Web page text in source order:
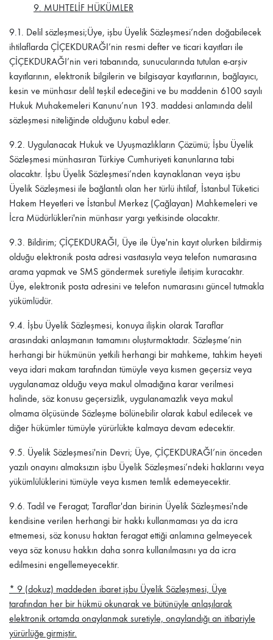
9. MUHTELİF HÜKÜMLER
9.1. Delil sözleşmesi;Üye, işbu Üyelik Sözleşmesi’nden doğabilecek
ihtilaflarda ÇİÇEKDURAĞI’nin resmi defter ve ticari kayıtları ile
ÇİÇEKDURAĞI’nin veri tabanında, sunucularında tutulan e-arşiv
kayıtlarının, elektronik bilgilerin ve bilgisayar kayıtlarının, bağlayıcı,
kesin ve münhasır delil teşkil edeceğini ve bu maddenin 6100 sayılı
Hukuk Muhakemeleri Kanunu’nun 193. maddesi anlamında delil
sözleşmesi niteliğinde olduğunu kabul eder.
9.2. Uygulanacak Hukuk ve Uyuşmazlıkların Çözümü; İşbu Üyelik
Sözleşmesi münhasıran Türkiye Cumhuriyeti kanunlarına tabi
olacaktır. İşbu Üyelik Sözleşmesi’nden kaynaklanan veya işbu
Üyelik Sözleşmesi ile bağlantılı olan her türlü ihtilaf, İstanbul Tüketici
Hakem Heyetleri ve İstanbul Merkez (Çağlayan) Mahkemeleri ve
İcra Müdürlükleri'nin münhasır yargı yetkisinde olacaktır.
9.3. Bildirim; ÇİÇEKDURAĞI, Üye ile Üye'nin kayıt olurken bildirmiş
olduğu elektronik posta adresi vasıtasıyla veya telefon numarasına
arama yapmak ve SMS göndermek suretiyle iletişim kuracaktır.
Üye, elektronik posta adresini ve telefon numarasını güncel tutmakla
yükümlüdür.
9.4. İşbu Üyelik Sözleşmesi, konuya ilişkin olarak Taraflar
arasındaki anlaşmanın tamamını oluşturmaktadır. Sözleşme’nin
herhangi bir hükmünün yetkili herhangi bir mahkeme, tahkim heyeti
veya idari makam tarafından tümüyle veya kısmen geçersiz veya
uygulanamaz olduğu veya makul olmadığına karar verilmesi
halinde, söz konusu geçersizlik, uygulanamazlık veya makul
olmama ölçüsünde Sözleşme bölünebilir olarak kabul edilecek ve
diğer hükümler tümüyle yürürlükte kalmaya devam edecektir.
9.5. Üyelik Sözleşmesi'nin Devri; Üye, ÇİÇEKDURAĞI’nin önceden
yazılı onayını almaksızın işbu Üyelik Sözleşmesi’ndeki haklarını veya
yükümlülüklerini tümüyle veya kısmen temlik edemeyecektir.
9.6. Tadil ve Feragat; Taraflar'dan birinin Üyelik Sözleşmesi'nde
kendisine verilen herhangi bir hakkı kullanmaması ya da icra
etmemesi, söz konusu haktan feragat ettiği anlamına gelmeyecek
veya söz konusu hakkın daha sonra kullanılmasını ya da icra
edilmesini engellemeyecektir.
* 9 (dokuz) maddeden ibaret işbu Üyelik Sözleşmesi, Üye
tarafından her bir hükmü okunarak ve bütünüyle anlaşılarak
elektronik ortamda onaylanmak suretiyle, onaylandığı an itibariyle
yürürlüğe girmiştir.